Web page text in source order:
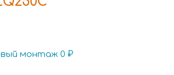
монтаж 0 ₽